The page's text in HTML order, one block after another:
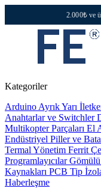
2.000₺ ve
Kategoriler
Arduino Ayrık Yarı
Anahtarlar ve Switchler
Multikopter Parçaları El
Endüstriyel Piller ve
Termal Yönetim Ferrit
Programlayıcılar
Kaynakları PCB Tip
Haberleşme